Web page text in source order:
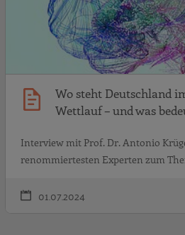
Wo steht Deutschland
Wettlauf – und was
Interview mit Prof. Dr. Antonio
renommiertesten Experten zum
01.07.2024